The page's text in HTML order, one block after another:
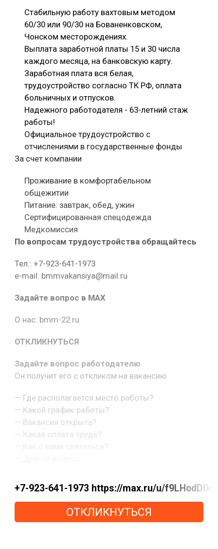
Стабильную работу вахтовым методом
60/30 или 90/30 на Бованенковском,
Чонском месторождениях.
Выплата заработной платы 15 и 30 числа
каждого месяца, на банковскую карту.
Заработная плата вся белая,
трудоустройство согласно ТК РФ, оплата
больничных и отпусков.
Надежного работодателя - 63-летний стаж
работы!
Официальное трудоустройство с
отчислениями в государственные фонды
За счет компании
Проживание в комфортабельном
общежитии
Питание: завтрак, обед, ужин
Сертифицированная спецодежда
Медкомиссия
По вопросам трудоустройства обращайтесь
Тел.: +7-923-641-1973
e-mail: bmmvakansiya@mail.ru
Задайте вопрос в MAX
О нас: bmm-22.ru
ОТКЛИКНУТЬСЯ
Задайте вопрос работодателю
Он получит его с откликом на вакансию
— Где располагается место работы?
— Какой график работы?
— Вакансия открыта?
— Какая оплата труда?
+7-923-641-1973 https://max.ru/u/
ОТКЛИКНУТЬСЯ